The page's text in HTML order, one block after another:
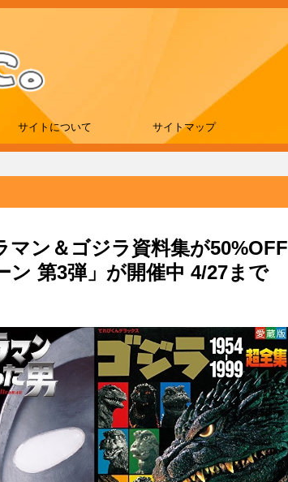
サイトについて サイトマップ
マン＆ゴジラ資料集が50%OFF
ン 第3弾」が開催中 4/27まで